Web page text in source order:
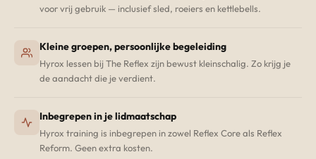
voor vrij gebruik — inclusief sled, roeiers en kettlebells.
Kleine groepen, persoonlijke begeleiding
Hyrox lessen bij The Reflex zijn bewust kleinschalig. Zo krijg je
de aandacht die je verdient.
Inbegrepen in je lidmaatschap
Hyrox training is inbegrepen in zowel Reflex Core als Reflex
Reform. Geen extra kosten.